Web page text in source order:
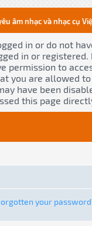
âm nhạc và nhạc cụ
in or do not
in or
permission to
you are allowed
have been
this page
your